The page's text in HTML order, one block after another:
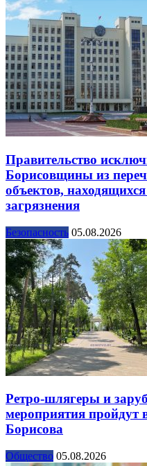
Правительство
Борисовщины из
объектов,
загрязнения
Безопасность 05.08.2026
Ретро-шлягеры и
мероприятия пройдут
Борисова
Общество 05.08.2026